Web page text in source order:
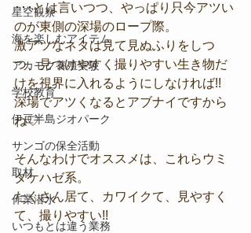
星空観察
海を楽しむアイテム
アカモク養殖実験
学校教育
伊豆半島ジオパーク
サンゴの保全活動
取材
作業潜水
いつもとは違う業務
･･･とは言いつつ、やっぱり只今アツい
のが東側の深場のロープ際。
激アツなネタは見て見ぬふりをしつ
つ、見つけやすく撮りやすい生き物だ
けを視界に入れるようにしなければ!!
深場でアツくなるとアブナイですから
ね♡
そんなわけでオススメは、これらウミ
タケハゼ系。
たくさん居て、カワイクて、見やすく
て、撮りやすい!!